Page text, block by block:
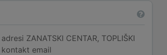
ZANATSKI CENTAR, TOPLIŠKI
email